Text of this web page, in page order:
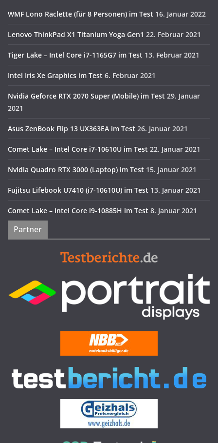
WMF Lono Raclette (für 8 Personen) im Test 16. Januar 2022
Lenovo ThinkPad X1 Titanium Yoga Gen1 22. Februar 2021
Tiger Lake – Intel Core i7-1165G7 im Test 13. Februar 2021
Intel Iris Xe Graphics im Test 6. Februar 2021
Nvidia Geforce RTX 2070 Super (Mobile) im Test 29. Januar
2021
Asus ZenBook Flip 13 UX363EA im Test 26. Januar 2021
Comet Lake – Intel Core i7-10610U im Test 22. Januar 2021
Nvidia Quadro RTX 3000 (Laptop) im Test 15. Januar 2021
Fujitsu Lifebook U7410 (i7-10610U) im Test 13. Januar 2021
Comet Lake – Intel Core i9-10885H im Test 8. Januar 2021
Partner